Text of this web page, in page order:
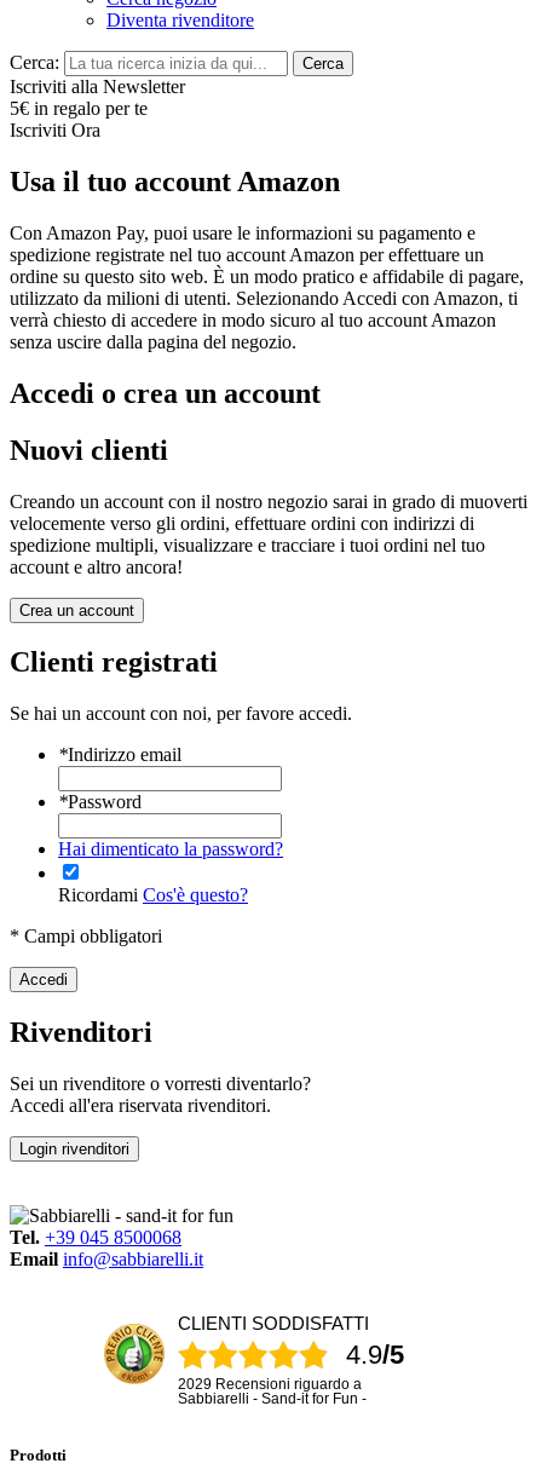
Diventa rivenditore
Cerca: Cerca
Iscriviti alla Newsletter
5€ in regalo per te
Iscriviti Ora
Usa il tuo account Amazon
Con Amazon Pay, puoi usare le informazioni su pagamento e
spedizione registrate nel tuo account Amazon per effettuare un
ordine su questo sito web. È un modo pratico e affidabile di pagare,
utilizzato da milioni di utenti. Selezionando Accedi con Amazon, ti
verrà chiesto di accedere in modo sicuro al tuo account Amazon
senza uscire dalla pagina del negozio.
Accedi o crea un account
Nuovi clienti
Creando un account con il nostro negozio sarai in grado di muoverti
velocemente verso gli ordini, effettuare ordini con indirizzi di
spedizione multipli, visualizzare e tracciare i tuoi ordini nel tuo
account e altro ancora!
Crea un account
Clienti registrati
Se hai un account con noi, per favore accedi.
*Indirizzo email
*Password
Hai dimenticato la password?
Ricordami Cos'è questo?
* Campi obbligatori
Accedi
Rivenditori
Sei un rivenditore o vorresti diventarlo?
Accedi all'era riservata rivenditori.
Login rivenditori
Tel. +39 045 8500068
Email info@sabbiarelli.it
CLIENTI SODDISFATTI
4.9/5
2029 Recensioni riguardo a
Sabbiarelli - Sand-it for Fun -
Prodotti